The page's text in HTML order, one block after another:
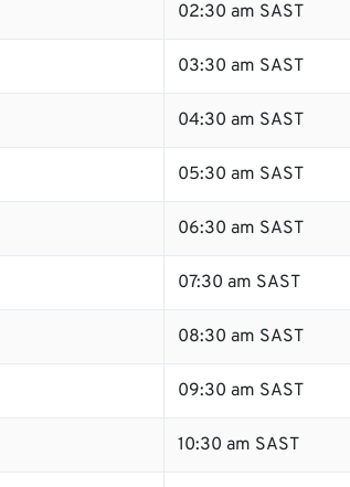
02:30 am SAST
03:30 am SAST
04:30 am SAST
05:30 am SAST
06:30 am SAST
07:30 am SAST
08:30 am SAST
09:30 am SAST
10:30 am SAST